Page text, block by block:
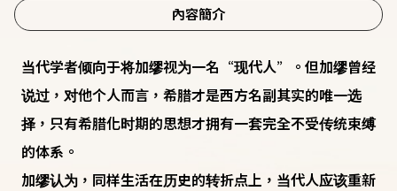
內容簡介
当代学者倾向于将加缪视为一名“现代人”。但加缪曾经
说过，对他个人而言，希腊才是西方名副其实的唯一选
择，只有希腊化时期的思想才拥有一套完全不受传统束缚
的体系。
加缪认为，同样生活在历史的转折点上，当代人应该重新